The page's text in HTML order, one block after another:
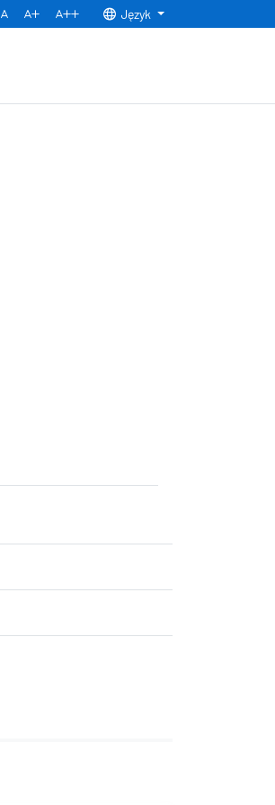
Normalny rozmiar czcionki
Rozmiar czcionki 150% Rozmiar czcionki 200%
Język